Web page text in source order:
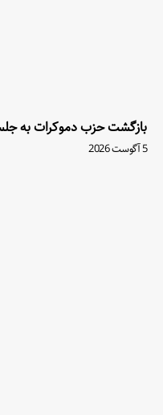
بازگشت حزب دموکرات به
5 آگوست 2026